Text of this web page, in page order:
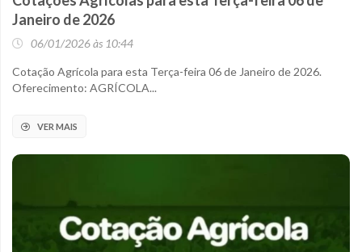
Janeiro de 2026
06/01/2026 às 10:44
Cotação Agrícola para esta Terça-feira 06 de Janeiro de 2026.
Oferecimento: AGRÍCOLA...
VER MAIS